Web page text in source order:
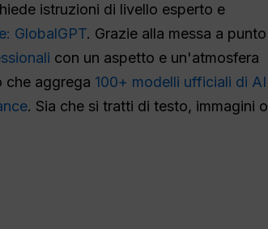
istruzioni di livello esperto e
GlobalGPT. Grazie alla messa a punto
con un aspetto e un'atmosfera
che aggrega 100+ modelli ufficiali di AI
. Sia che si tratti di testo, immagini o